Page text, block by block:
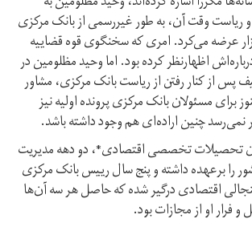
وقت آن، به طور غیررسمی از بانک مرکزی
عرضه می‌کرد. امری که سخنگوی قوه قضاییه
اظهارنظر کرده بود. اما وحید مظلومین در
پس از کنار رفتن از ریاست بانک مرکزی، مشاور
مسئولان بانک مرکزی پرونده اولیه نیز
چنین اراده‌ای هم وجود داشته باشد.
تحصیلات تخصصی اقتصادی*، دو دهه مدیریت
را برعهده داشته و پنج سال رییس بانک مرکزی
اقتصادی درگیر شده که حاصل هر سه آن‌ها
فرار او از مجازات بود.